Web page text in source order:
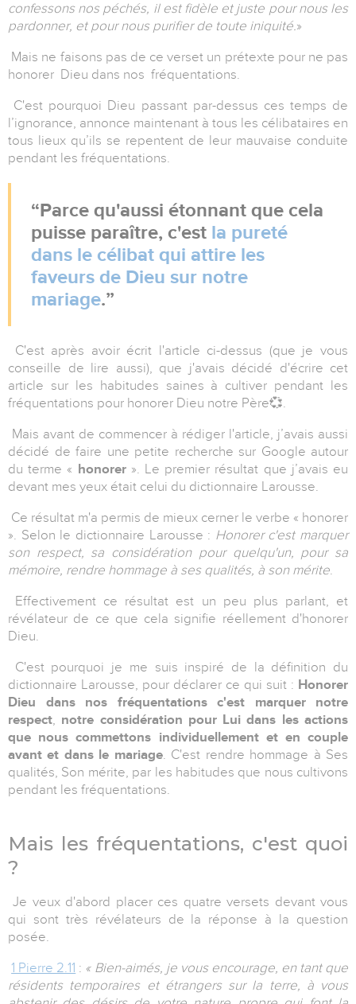
confessons nos péchés, il est fidèle et juste pour nous les
pardonner, et pour nous purifier de toute iniquité.»
Mais ne faisons pas de ce verset un prétexte pour ne pas
honorer Dieu dans nos fréquentations.
C'est pourquoi Dieu passant par-dessus ces temps de
l’ignorance, annonce maintenant à tous les célibataires en
tous lieux qu’ils se repentent de leur mauvaise conduite
pendant les fréquentations.
Parce qu'aussi étonnant que cela
puisse paraître, c'est la pureté
dans le célibat qui attire les
faveurs de Dieu sur notre
mariage.
C'est après avoir écrit l'article ci-dessus (que je vous
conseille de lire aussi), que j'avais décidé d'écrire cet
article sur les habitudes saines à cultiver pendant les
fréquentations pour honorer Dieu notre Père💞.
Mais avant de commencer à rédiger l'article, j’avais aussi
décidé de faire une petite recherche sur Google autour
du terme « honorer». Le premier résultat que j’avais eu
devant mes yeux était celui du dictionnaire Larousse.
Ce résultat m'a permis de mieux cerner le verbe « honorer
». Selon le dictionnaire Larousse : Honorer c'est marquer
son respect, sa considération pour quelqu'un, pour sa
mémoire, rendre hommage à ses qualités, à son mérite.
Effectivement ce résultat est un peu plus parlant, et
révélateur de ce que cela signifie réellement d'honorer
Dieu.
C'est pourquoi je me suis inspiré de la définition du
dictionnaire Larousse, pour déclarer ce qui suit : Honorer
Dieu dans nos fréquentations c'est marquer notre
respect, notre considération pour Lui dans les actions
que nous commettons individuellement et en couple
avant et dans le mariage. C'est rendre hommage à Ses
qualités, Son mérite, par les habitudes que nous cultivons
pendant les fréquentations.
Mais les fréquentations, c'est quoi
?
Je veux d'abord placer ces quatre versets devant vous
qui sont très révélateurs de la réponse à la question
posée.
1 Pierre 2.11 : « Bien-aimés, je vous encourage, en tant que
résidents temporaires et étrangers sur la terre, à vous